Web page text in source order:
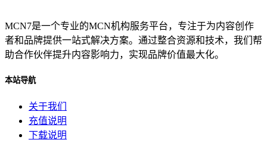
代挂玩家
游戏代玩
游戏代挂服务
提升游戏等级
本文将为您详细介绍QQ等级代挂的好处和选择优质代挂服务
的方法
启示感动
MCN7是一个专业的MCN机构服务平台，专注于为内容创作
者和品牌提供一站式解决方案。通过整合资源和技术，我们帮
助合作伙伴提升内容影响力，实现品牌价值最大化。
本站导航
关于我们
充值说明
下载说明